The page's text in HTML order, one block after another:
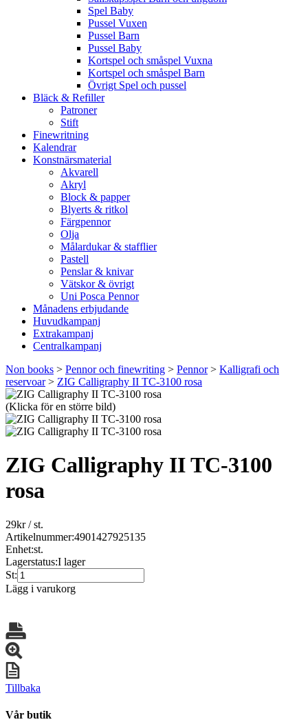
Spel Baby
Pussel Vuxen
Pussel Barn
Pussel Baby
Kortspel och småspel Vuxna
Kortspel och småspel Barn
Övrigt Spel och pussel
Bläck & Refiller
Patroner
Stift
Finewritning
Kalendrar
Konstnärsmaterial
Akvarell
Akryl
Block & papper
Blyerts & ritkol
Färgpennor
Olja
Målardukar & stafflier
Pastell
Penslar & knivar
Vätskor & övrigt
Uni Posca Pennor
Månadens erbjudande
Huvudkampanj
Extrakampanj
Centralkampanj
Non books > Pennor och finewriting > Pennor> Kalligrafi och
reservoar> ZIG Calligraphy II TC-3100 rosa
(Klicka för en större bild)
ZIG Calligraphy II TC-3100
rosa
29kr/ st.
Artikelnummer:4901427925135
Enhet:st.
Lagerstatus:I lager
St:
Lägg i varukorg
Tillbaka
Vår butik